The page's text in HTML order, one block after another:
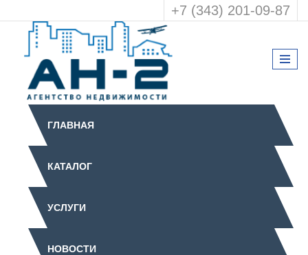
+7 (343) 201-09-87
ГЛАВНАЯ
КАТАЛОГ
УСЛУГИ
НОВОСТИ